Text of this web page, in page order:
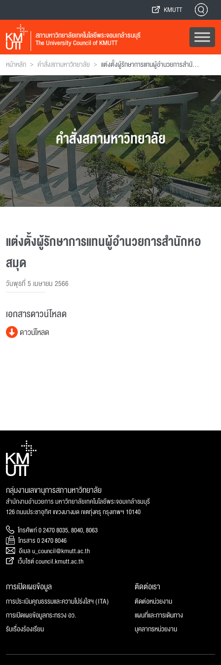
KMUTT
สภามหาวิทยาลัยเทคโนโลยีพระจอมเกล้าธนบุรี
The University Council of KMUTT
หน้าหลัก > คำสั่งสภามหาวิทยาลัย > แต่งตั้งผู้รักษาการแทนผู้อํานวยการสํานักหอสมุด
คำสั่งสภามหาวิทยาลัย
แต่งตั้งผู้รักษาการแทนผู้อํานวยการสํานักหอ
สมุด
วันพุธที่ 5 เมษายน 2566
เอกสารดาวน์โหลด
ดาวน์โหลด
กลุ่มงานเลขานุการสภามหาวิทยาลัย
สำนักงานอำนวยการ มหาวิทยาลัยเทคโนโลยีพระจอมเกล้าธนบุรี
126 ถนนประชาอุทิศ แขวงบางมด เขตทุ่งครุ กรุงเทพฯ 10140
โทรศัพท์ 0 2470 8035, 8040, 8063
โทรสาร 0 2470 8046
อีเมล u_council@kmutt.ac.th
เว็บไซต์ council.kmutt.ac.th
การเปิดเผยข้อมูล
การประเมินคุณธรรมและความโปร่งใสฯ (ITA)
การเปิดเผยข้อมูลกระทรวง อว.
รับเรื่องร้องเรียน
ติดต่อเรา
ติดต่อหน่วยงาน
แผนที่และการเดินทาง
บุคลากรหน่วยงาน